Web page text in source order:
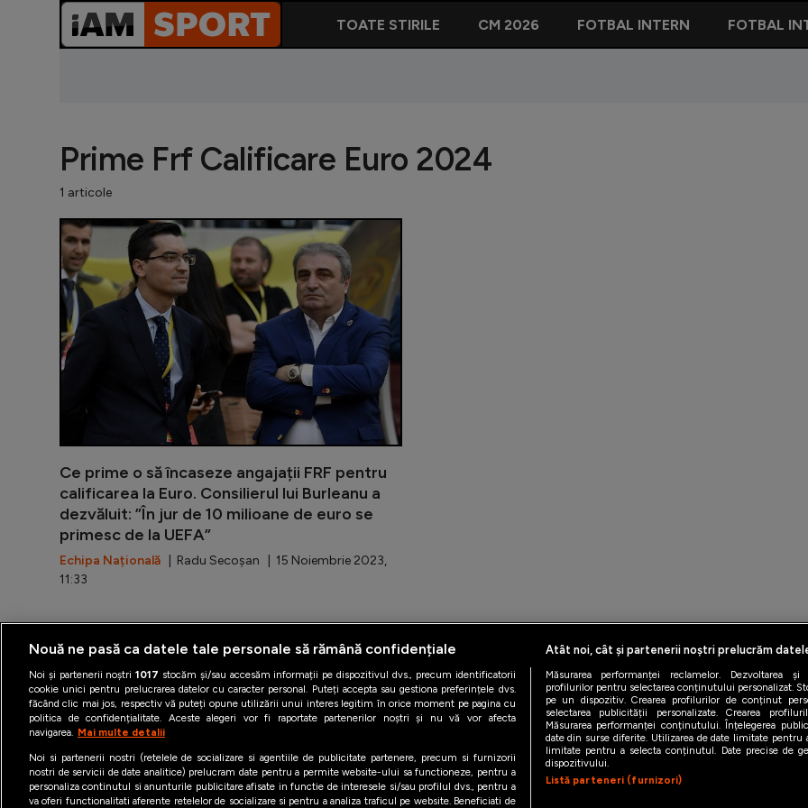
TOATE STIRILE CM 2026 FOTBAL INTERN FOTBAL
Prime Frf Calificare Euro 2024
1 articole
Ce prime o să încaseze angajații FRF pentru
calificarea la Euro. Consilierul lui Burleanu a
dezvăluit: ”În jur de 10 milioane de euro se
primesc de la UEFA”
Echipa Națională | Radu Secoșan | 15 Noiembrie 2023,
11:33
iAMsport.ro © 2026
Termeni şi condiţii Politica de confidentialitate Politica de utilizare Cookies Cine suntem
Nouă ne pasă ca datele tale personale să rămână confidențiale
Noi și partenerii noștri1017 stocăm și/sau accesăm informații pe dispozitivul dvs., precum identificatorii
cookie unici pentru prelucrarea datelor cu caracter personal. Puteți accepta sau gestiona preferințele dvs.
făcând clic mai jos, respectiv vă puteți opune utilizării unui interes legitim în orice moment pe pagina cu
politica de confidențialitate. Aceste alegeri vor fi raportate partenerilor noștri și nu vă vor afecta
navigarea. Mai multe detalii
Noi si partenerii nostri (retelele de socializare si agentiile de publicitate partenere, precum si furnizorii
nostri de servicii de date analitice) prelucram date pentru a permite website-ului sa functioneze, pentru a
personaliza continutul si anunturile publicitare afisate in functie de interesele si/sau profilul dvs., pentru a
va oferi functionalitati aferente retelelor de socializare si pentru a analiza traficul pe website. Beneficiati de
Atât noi, cât și partenerii noștri prelucrăm
Măsurarea performanței reclamelor. Dezvoltarea
profilurilor pentru selectarea conținutului personalizat.
pe un dispozitiv. Crearea profilurilor de conținut
selectarea publicității personalizate. Crearea
Măsurarea performanței conținutului. Înțelegerea
date din surse diferite. Utilizarea de date limitate pentru
limitate pentru a selecta conținutul. Date precise de
dispozitivului.
Listă parteneri (furnizori)